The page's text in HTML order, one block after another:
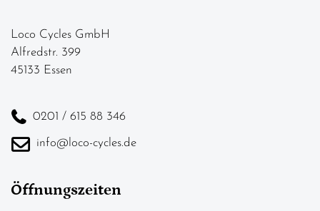
Loco Cycles GmbH
Alfredstr. 399
45133 Essen
0201 / 615 88 346
info@loco-cycles.de
Öffnungszeiten